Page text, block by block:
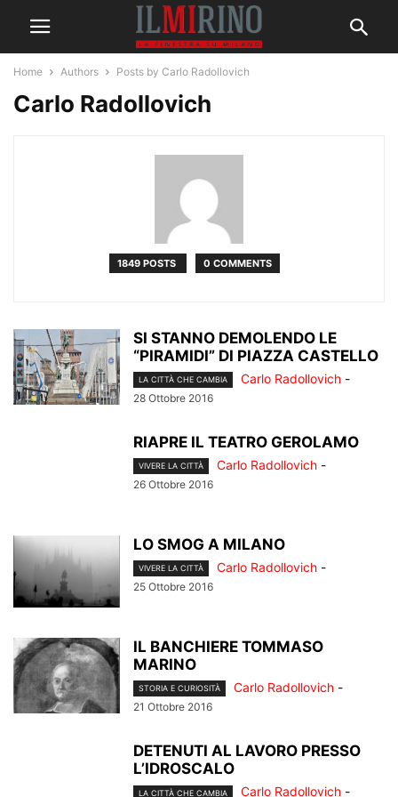
Home Authors Posts by Carlo Radollovich
Carlo Radollovich
1849 POSTS 0 COMMENTS
SI STANNO DEMOLENDO LE
“PIRAMIDI” DI PIAZZA CASTELLO
LA CITTÀ CHE CAMBIA Carlo Radollovich -
28 Ottobre 2016
RIAPRE IL TEATRO GEROLAMO
VIVERE LA CITTÀ Carlo Radollovich -
26 Ottobre 2016
LO SMOG A MILANO
VIVERE LA CITTÀ Carlo Radollovich -
25 Ottobre 2016
IL BANCHIERE TOMMASO
MARINO
STORIA E CURIOSITÀ Carlo Radollovich -
21 Ottobre 2016
DETENUTI AL LAVORO PRESSO
L’IDROSCALO
LA CITTÀ CHE CAMBIA Carlo Radollovich -